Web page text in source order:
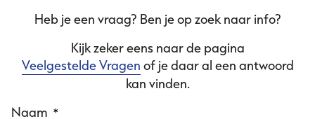
Voor bedrijven
Veelgestelde vragen
Heb je een vraag? Ben je op zoek naar info?
Kijk zeker eens naar de pagina
Veelgestelde Vragen of je daar al een antwoord
kan vinden.
Naam *